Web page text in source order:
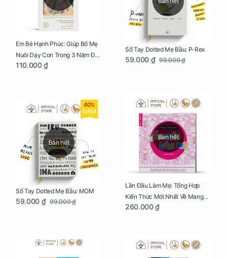
Em Bé Hạnh Phúc: Giúp Bố Mẹ
Nuôi Dạy Con Trong 3 Năm Đầu
Đời
110.000 ₫
Sổ Tay Dotted Mẹ Bầu: P-Rex
59.000 ₫ 99.000 ₫
Bán hết
40%
GIẢM
Sổ Tay Dotted Mẹ Bầu: MOM
59.000 ₫ 99.000 ₫
Bán hết
Lần Đầu Làm Mẹ: Tổng Hợp
Kiến Thức Mới Nhất Về Mang
Thai Và Sinh Nở Cho Mẹ Bầu
260.000 ₫